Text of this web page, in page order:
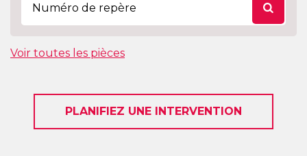
Voir toutes les pièces
PLANIFIEZ UNE INTERVENTION